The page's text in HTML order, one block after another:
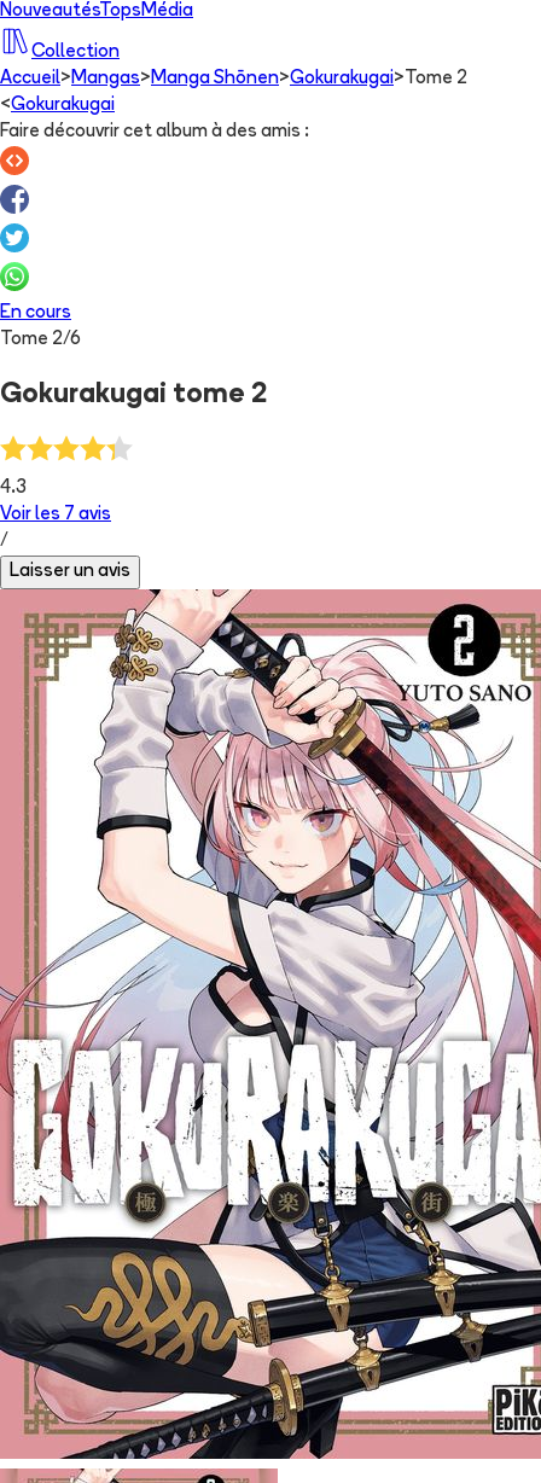
NouveautésTops Média
Collection
Accueil> Mangas> Manga Shōnen>Gokurakugai> Tome 2
<Gokurakugai
Faire découvrir cet album à des amis :
En cours
Tome 2/6
Gokurakugai tome 2
4.3
Voir les 7 avis
/
Laisser un avis